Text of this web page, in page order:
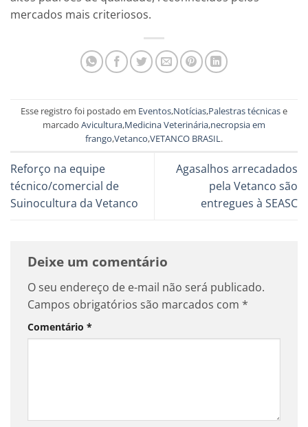
mercados mais criteriosos.
Esse registro foi postado em Eventos,Notícias,Palestras técnicase
marcado Avicultura,Medicina Veterinária,necropsia em
frango,Vetanco,VETANCO BRASIL.
Reforço na equipe
técnico/comercial de
Suinocultura da Vetanco
Agasalhos arrecadados
pela Vetanco são
entregues à SEASC
Deixe um comentário
O seu endereço de e-mail não será publicado.
Campos obrigatórios são marcados com *
Comentário *